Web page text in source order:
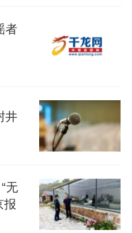
者
井
无
报